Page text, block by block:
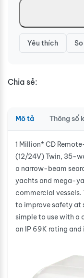
Yêu thích
Chia sẻ:
Mô tả Thông số
1 Million* CD
(12/24V) Twin, 35-
a narrow-beam
yachts and mega-
commercial
to improve safety at
simple to use with
an IP 69K rating